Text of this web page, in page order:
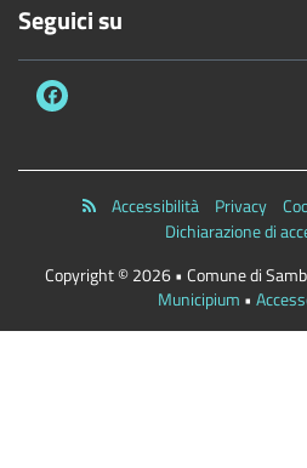
Seguici su
Accessibilità Privacy
Dichiarazione di
Copyright © 2026 • Comune di
Municipium •